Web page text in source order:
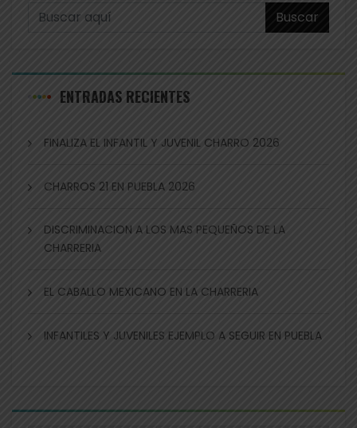
Buscar
ENTRADAS RECIENTES
FINALIZA EL INFANTIL Y JUVENIL CHARRO 2026
CHARROS 21 EN PUEBLA 2026
DISCRIMINACION A LOS MAS PEQUEÑOS DE LA
CHARRERIA
EL CABALLO MEXICANO EN LA CHARRERIA
INFANTILES Y JUVENILES EJEMPLO A SEGUIR EN PUEBLA